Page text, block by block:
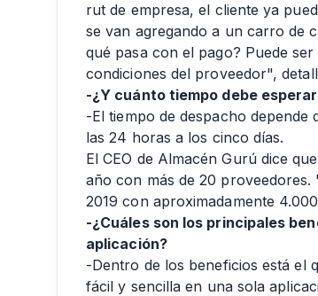
rut de empresa, el cliente ya
se van agregando a un carro de
qué pasa con el pago? Puede
condiciones del proveedor",
-¿Y cuánto tiempo debe
-El tiempo de despacho
las 24 horas a los cinco días.
El CEO de Almacén Gurú dice
año con más de 20
2019 con aproximadamente
-¿Cuáles son los principales
aplicación?
-Dentro de los beneficios está el
fácil y sencilla en una sola